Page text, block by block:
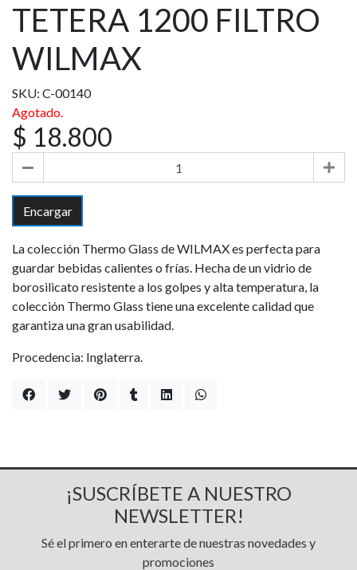
TETERA 1200 FILTRO
WILMAX
SKU: C-00140
Agotado.
$ 18.800
Encargar
La colección Thermo Glass de WILMAX es perfecta para
guardar bebidas calientes o frías. Hecha de un vidrio de
borosilicato resistente a los golpes y alta temperatura, la
colección Thermo Glass tiene una excelente calidad que
garantiza una gran usabilidad.
Procedencia: Inglaterra.
¡SUSCRÍBETE A NUESTRO
NEWSLETTER!
Sé el primero en enterarte de nuestras novedades y
promociones